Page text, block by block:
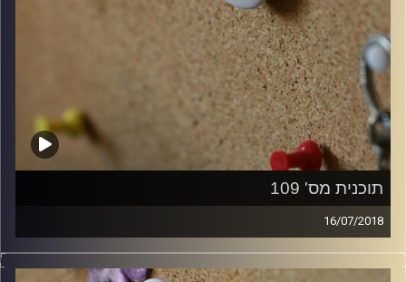
תוכנית מס' 109
16/07/2018
קלאסיקות רוק עם אורן הוף.